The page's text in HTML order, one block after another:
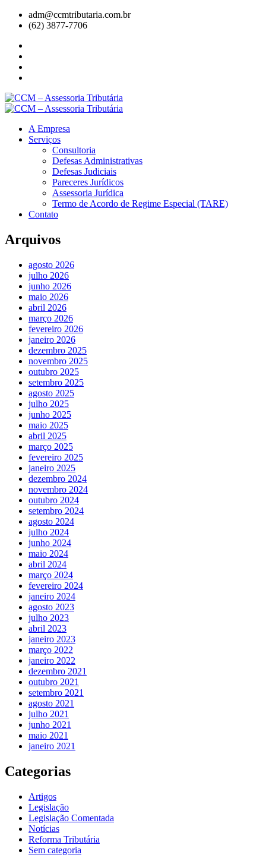
adm@ccmtributaria.com.br
(62) 3877-7706
A Empresa
Serviços
Consultoria
Defesas Administrativas
Defesas Judiciais
Pareceres Jurídicos
Assessoria Jurídica
Termo de Acordo de Regime Especial (TARE)
Contato
Arquivos
agosto 2026
julho 2026
junho 2026
maio 2026
abril 2026
março 2026
fevereiro 2026
janeiro 2026
dezembro 2025
novembro 2025
outubro 2025
setembro 2025
agosto 2025
julho 2025
junho 2025
maio 2025
abril 2025
março 2025
fevereiro 2025
janeiro 2025
dezembro 2024
novembro 2024
outubro 2024
setembro 2024
agosto 2024
julho 2024
junho 2024
maio 2024
abril 2024
março 2024
fevereiro 2024
janeiro 2024
agosto 2023
julho 2023
abril 2023
janeiro 2023
março 2022
janeiro 2022
dezembro 2021
outubro 2021
setembro 2021
agosto 2021
julho 2021
junho 2021
maio 2021
janeiro 2021
Categorias
Artigos
Legislação
Legislação Comentada
Notícias
Reforma Tributária
Sem categoria